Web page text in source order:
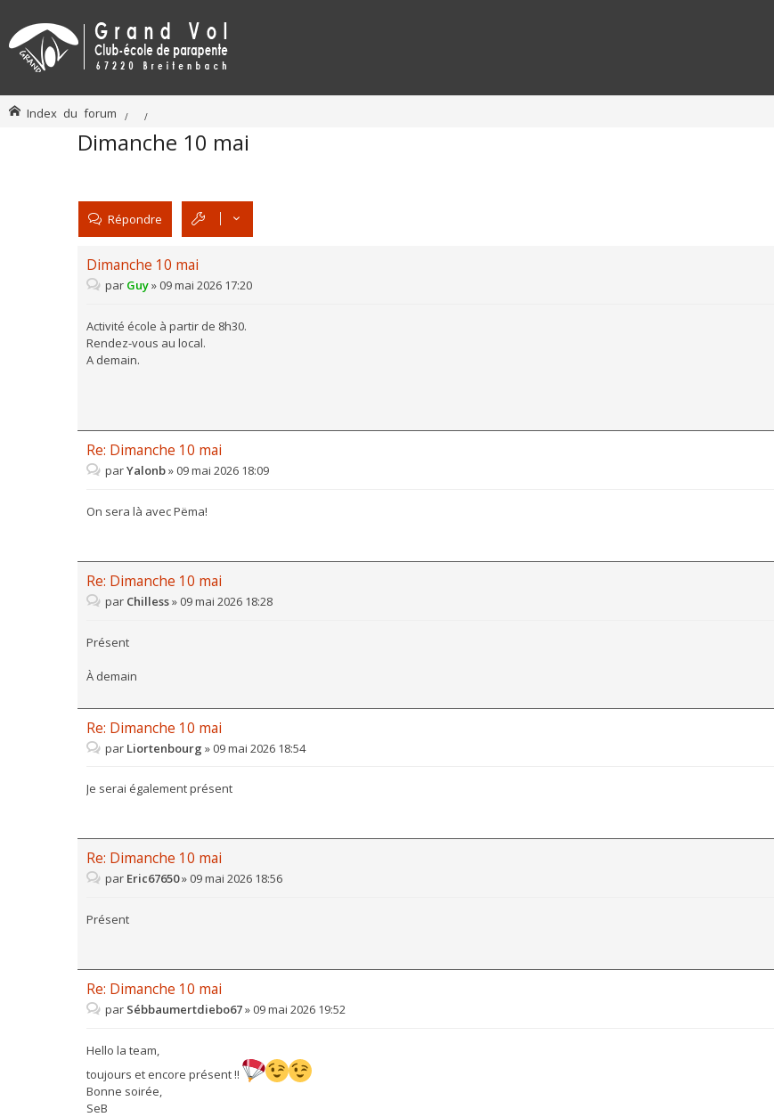
Index du forum
Dimanche 10 mai
Répondre
Dimanche 10 mai
par Guy» 09 mai 2026 17:20
Activité école à partir de 8h30.
Rendez-vous au local.
A demain.
Re: Dimanche 10 mai
parYalonb»09 mai 2026 18:09
On sera là avec Pëma!
Re: Dimanche 10 mai
par Chilless» 09 mai 2026 18:28
Présent
À demain
Re: Dimanche 10 mai
par Liortenbourg »09 mai 2026 18:54
Je serai également présent
Re: Dimanche 10 mai
par Eric67650» 09 mai 2026 18:56
Présent
Re: Dimanche 10 mai
par Sébbaumertdiebo67»09 mai 2026 19:52
Hello la team,
toujours et encore présent !!
Bonne soirée,
SeB